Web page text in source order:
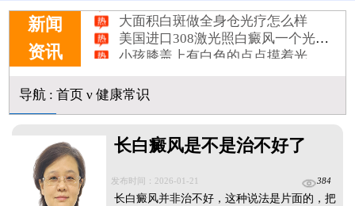
新闻
资讯
大面积白斑做全身仓光疗怎么样
美国进口308激光照白癜风一个光斑大概费用多少
小孩膝盖上有白色的点点摸着光滑怎么回事
补骨脂泡酒真能治白癜风吗 有没有副作用
儿童下巴长小白点是什么原因
芦可替尼和他克莫司哪个治白癜风好
白斑摸着光滑边界清晰有可能是哪种皮肤病
导航: 首页ν 健康常识
长白癜风是不是治不好了
发布时间：2026-01-21 384
长白癜风并非治不好，这种说法是片面的，把